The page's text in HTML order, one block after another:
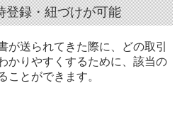
登録・紐づけが可能
が送られてきた際に、どの取引
かりやすくするために、 該当の
ことができます。